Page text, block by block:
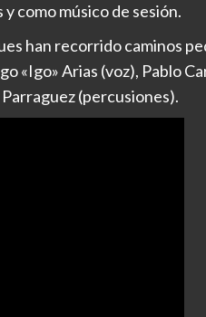
como músico de sesión.
han recorrido caminos
«Igo» Arias (voz), Pablo
(percusiones).